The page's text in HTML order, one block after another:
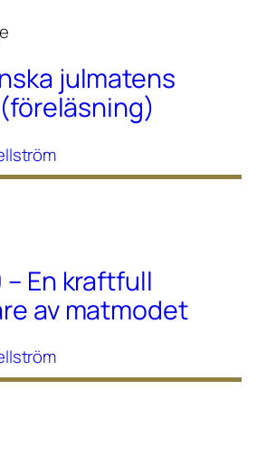
julmatens
– En kraftfull
av matmodet